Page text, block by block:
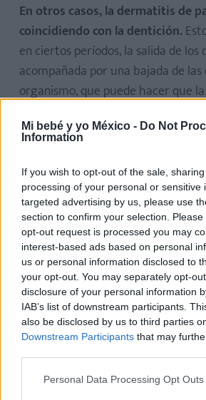
Mi bebé y yo México - Do Not
Information
If you wish to opt-out of the sale,
processing of your personal or sensitive
targeted advertising by us, please use
section to confirm your selection.
opt-out request is processed you may
interest-based ads based on personal
us or personal information disclosed to
your opt-out. You may separately opt-
disclosure of your personal information
IAB’s list of downstream participants.
also be disclosed by us to third parties
Downstream Participants that may
Personal Data Processing Opt Outs
En otros casos, la dermatitis de
coincidiendo con la dentición.
en ciertos períodos, la salida de los
acompañada por una bajada de las
organismo, que puede hacer que
Para prevenir esta irritación y las
básico cambiar el pañal del bebé
frecuencia, sin esperar a que esté
modo, la piel permanecerá menos
contacto con la humedad.
También debes secar muy bien la
limpiarlay utilizar para su
específico y adecuado.